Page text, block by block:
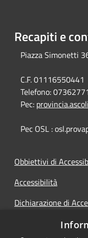
Recapiti e
Piazza Simonetti
C.F. 01116550441
Telefono:
Pec:
Pec OSL :
Obbiettivi di
Accessibilità
Dichiarazione di
Accesso Civico